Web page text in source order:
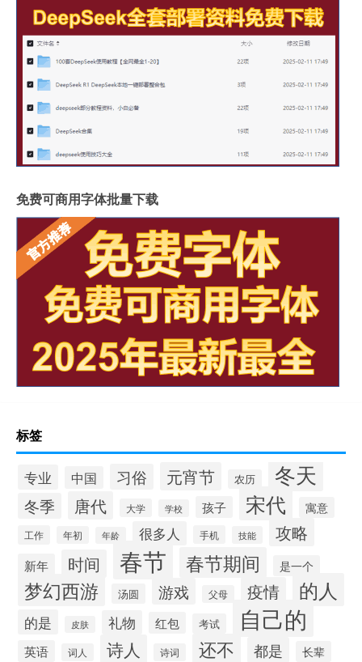
免费可商用字体批量下载
标签
专业 中国 习俗 元宵节 农历 冬天
冬季 唐代 大学 学校 孩子 宋代 寓意
工作 年初 年龄 很多人 手机 技能 攻略
新年 时间 春节 春节期间 是一个
梦幻西游 汤圆 游戏 父母 疫情 的人
的是 皮肤 礼物 红包 考试 自己的
英语 词人 诗人 诗词 还不 都是 长辈